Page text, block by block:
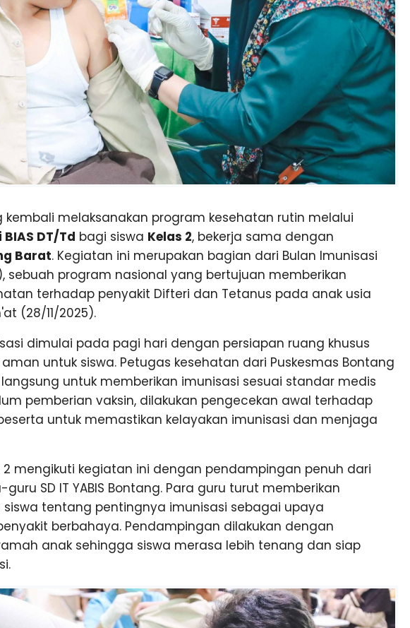
kembali melaksanakan program kesehatan rutin melalui
DT/Td bagi siswa Kelas 2, bekerja sama dengan
Barat. Kegiatan ini merupakan bagian dari Bulan Imunisasi
sebuah program nasional yang bertujuan memberikan
terhadap penyakit Difteri dan Tetanus pada anak usia
(28/11/2025).
dimulai pada pagi hari dengan persiapan ruang khusus
untuk siswa. Petugas kesehatan dari Puskesmas Bontang
untuk memberikan imunisasi sesuai standar medis
pemberian vaksin, dilakukan pengecekan awal terhadap
untuk memastikan kelayakan imunisasi dan menjaga
2 mengikuti kegiatan ini dengan pendampingan penuh dari
SD IT YABIS Bontang. Para guru turut memberikan
siswa tentang pentingnya imunisasi sebagai upaya
berbahaya. Pendampingan dilakukan dengan
anak sehingga siswa merasa lebih tenang dan siap